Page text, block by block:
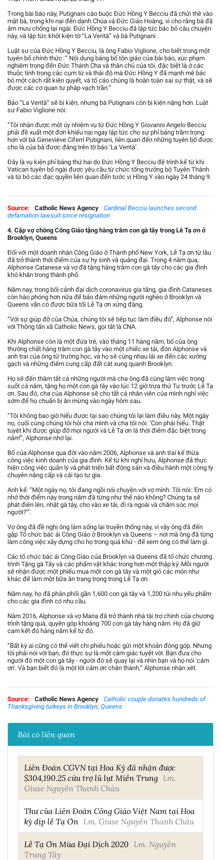
Trong bài báo này, Putignani cáo buộc Đức Hồng Y Becciu đã chửi thề vào
mặt bà, trong khi nại đến danh Chúa và Đức Giáo Hoàng, vì cho rằng bà đã
âm mưu chống lại ngài. Đức Hồng Y Becciu đã lập tức bác bỏ câu chuyện
này, và lập tức khởi kiện tờ “La Verità” và bà Putignani.
Luật sư của Đức Hồng Y Becciu, là ông Fabio Viglione, cho biết trong một
tuyên bố chính thức: “ Nội dung báng bổ tôn giáo của bài báo, xúc phạm
nghiêm trọng đến Đức Thánh Cha và thân chủ của tôi, đặc biệt là ở các
thuộc tính trong các cụm từ và thái độ mà Đức Hồng Y đã mạnh mẽ bác
bỏ một cách rất kiên quyết, và tố cáo chúng là hoàn toàn sai sự thật, và sẽ
được các cơ quan tư pháp vạch trần.”
Báo “La Verità” sẽ bị kiện, nhưng bà Putignani còn bị kiện nặng hơn. Luật
sư Fabio Viglione nói:
“Tôi nhận được một ủy nhiệm vụ từ Đức Hồng Y Giovanni Angelo Becciu
phải đề xuất một đơn khiếu nại ngay lập tức cho sự phỉ báng trầm trọng
hơn với bà Geneviève Ciferri Putignani, liên quan đến những tuyên bố được
cho là của bà được đăng trên tờ báo ‘La Verità’.
Đây là vụ kiện phỉ báng thứ hai do Đức Hồng Y Becciu đệ trình kể từ khi
Vatican tuyên bố ngài được yêu cầu từ chức tổng trưởng bộ Tuyên Thánh
và từ bỏ các đạc quyền liên quan đến tước vị Hồng Y vào ngày 24 tháng 9.
Source: Catholic News Agency
Cardinal Becciu launches second
defamation lawsuit since resignation
4. Cặp vợ chồng Công Giáo tặng hàng trăm con gà tây trong Lễ Tạ ơn ở
Brooklyn, Queens
Đối với một doanh nhân Công Giáo ở Thành phố New York, Lễ Tạ ơn từ lâu
đã trở thành thời điểm của sự hy sinh và quảng đại. Trong 4 năm qua,
Alphonse Catanese và vợ đã tặng hàng trăm con gà tây cho các gia đình
khó khăn trong thành phố.
Năm nay, trong bối cảnh đại dịch coronavirus gia tăng, gia đình Cataneses
còn hào phóng hơn nữa để bảo đảm những người nghèo ở Brooklyn và
Queens vẫn có được bữa tối Lễ Tạ ơn xứng đáng.
“Với sự giúp đỡ của Chúa, chúng tôi sẽ tiếp tục làm điều đó”, Alphonse nói
với Thông tấn xã Catholic News, gọi tắt là CNA.
Khi Alphonse còn là một đứa trẻ, vào tháng 11 hàng năm, bố của ông
thường chất hàng trăm con gà tây vào một chiếc xe tải, đón Alphonse và
anh trai của ông từ trường học, và họ sẽ cùng nhau lái xe đến các xưởng
gạch và những điểm cung cấp đất cát xung quanh Brooklyn.
Họ sẽ đến thăm tất cả những người mà cha ông đã cùng làm việc trong
suốt cả năm, tặng họ một con gà tây vào lúc 12 giờ trưa thứ Tư trước Lễ Tạ
ơn. Sau đó, cha của Alphonse sẽ cho tất cả nhân viên của mình nghỉ việc
sớm để họ chuẩn bị ăn mừng vào ngày hôm sau.
“Tôi không bao giờ hiểu được tại sao chúng tôi lại làm điều này. Một ngày
nọ, cuối cùng chúng tôi hỏi cha mình và cha tôi nói: ‘Con phải hiểu. Thật
tuyệt khi được giúp đỡ mọi người và Lễ Tạ ơn là thời điểm đặc biệt trong
năm’”, Alphonse nhớ lại.
Bố của Alphonse qua đời vào năm 2006, Alphonse và anh trai kế thừa
công việc kinh doanh của gia đình. Kể từ khi nghỉ hưu, Alphonse đã thực
hiện công việc quản lý và phát triển bất động sản và điều hành một công ty
chuyên nâng cấp và cải tạo tư gia.
Anh kể: “Một ngày nọ, tôi đang ngồi nói chuyện với vợ mình. Tôi nói: 'Em có
nhớ thời điểm này trong năm đã từng như thế nào không? Chúng ta sẽ
phát điên lên, nhặt gà tây, cho vào xe tải, đi ra ngoài và chăm sóc mọi
người?’”.
Vợ ông đã đề nghị ông làm sống lại truyền thống này, vì vậy ông đã đến
gặp Tổ chức bác ái Công Giáo ở Brooklyn và Queens – nơi mà ông đã từng
làm công việc xây dựng cho họ trong quá khứ - để xem ông có thể làm gì.
Các tổ chức bác ái Công Giáo của Brooklyn và Queens đã tổ chức chương
trình Tặng gà Tây và các phẩm vật khác trong hơn một thập kỷ. Mỗi người
sẽ nhận được một phiếu mua một con gà tây và một giỏ các món như
khác để làm một bữa ăn trang trọng trong Lễ Tạ ơn.
Năm nay, họ đã phân phối gần 1,600 con gà tây và 1,200 túi nhu yếu phẩm
cho các gia đình có nhu cầu.
Năm 2016, Alphonse và vợ Maria đã trở thành nhà tài trợ chính của chương
trình tặng quà, quyên góp khoảng 700 con gà tây hàng năm. Họ đã giữ
cam kết đó hàng năm kể từ đó.
“Bất kỳ ai cũng có thể viết chi phiếu hoặc gửi một khoản đóng góp. Nhưng
tôi phải nói với bạn, đó thực sự là một cảm giác tuyệt vời. Bạn đưa cho
người đó một con gà tây - người đó sẽ quay lại và nhìn bạn và họ nói 'cảm
ơn'. Và bạn biết đó là một lời cảm ơn chân thành,” Alphonse nhận xét.
Source: Catholic News Agency
Catholic couple donates hundreds of
Thanksgiving turkeys in Brooklyn, Queens
Bài có liên quan
Liên Đoàn CGVN tại Hoa Kỳ đã nhận được
$304,190.25 cứu trợ lũ lụt Miền Trung Lm.
Giuse Nguyễn Thanh Châu
Thư của Liên Đoàn Công Giáo Việt Nam tại Hoa
kỳ dịp lễ Tạ Ơn Lm. Giuse Nguyễn Thanh Châu
Lễ Tạ Ơn Mùa Đại Dịch 2020 Lm. Nguyễn
Trung Tây